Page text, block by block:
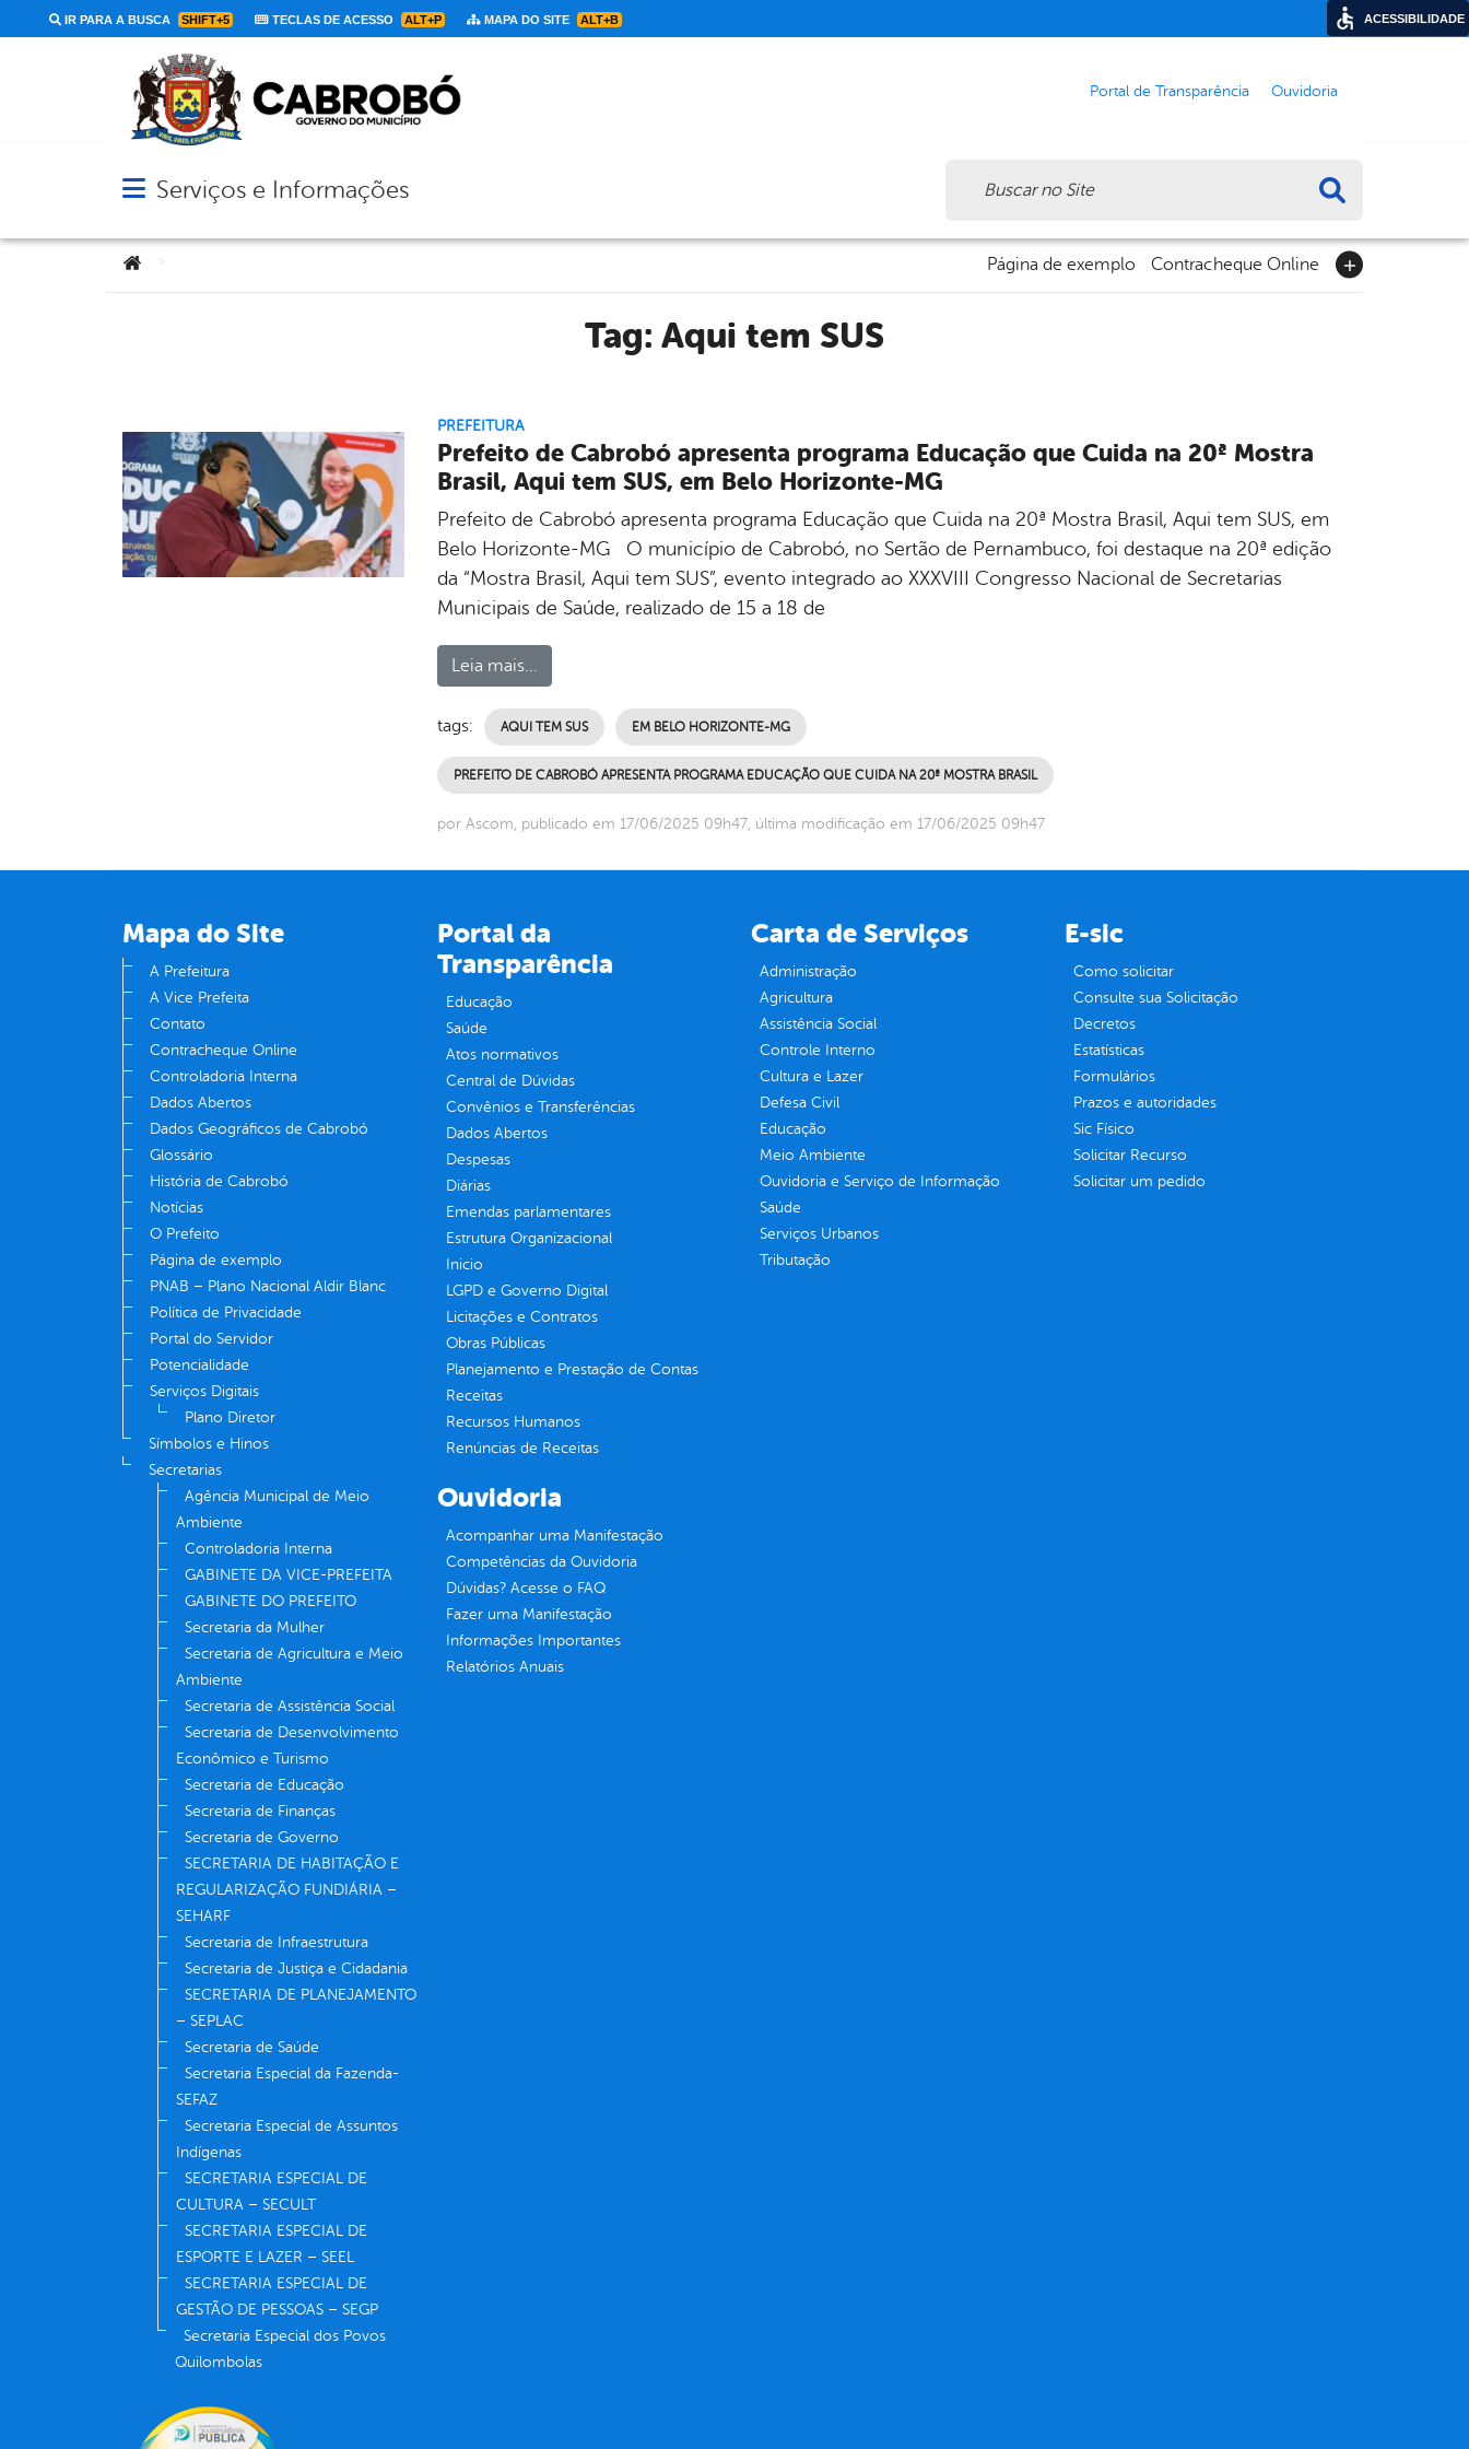
IR PARA A BUSCA SHIFT+5 TECLAS DE ACESSO ALT+P MAPA DO SITE ALT+B
Portal de Transparência Ouvidoria
Abrir menu principal de navegação
Serviços e Informações
Você está aqui: Página de exemplo Contracheque Online
Tag: Aqui tem SUS
PREFEITURA
Prefeito de Cabrobó apresenta programa Educação que Cuida na 20ª Mostra
Brasil, Aqui tem SUS, em Belo Horizonte-MG
Prefeito de Cabrobó apresenta programa Educação que Cuida na 20ª Mostra Brasil, Aqui tem SUS, em
Belo Horizonte-MG O município de Cabrobó, no Sertão de Pernambuco, foi destaque na 20ª edição
da “Mostra Brasil, Aqui tem SUS”, evento integrado ao XXXVIII Congresso Nacional de Secretarias
Municipais de Saúde, realizado de 15 a 18 de
Leia mais...
tags: AQUI TEM SUS EM BELO HORIZONTE-MG
PREFEITO DE CABROBÓ APRESENTA PROGRAMA EDUCAÇÃO QUE CUIDA NA 20ª MOSTRA BRASIL
por Ascom, publicado em 17/06/2025 09h47, última modificação em 17/06/2025 09h47
Mapa do Site
A Prefeitura
A Vice Prefeita
Contato
Contracheque Online
Controladoria Interna
Dados Abertos
Dados Geográficos de Cabrobó
Glossário
História de Cabrobó
Notícias
O Prefeito
Página de exemplo
PNAB – Plano Nacional Aldir Blanc
Política de Privacidade
Portal do Servidor
Potencialidade
Serviços Digitais
Plano Diretor
Símbolos e Hinos
Secretarias
Agência Municipal de Meio
Ambiente
Controladoria Interna
GABINETE DA VICE-PREFEITA
GABINETE DO PREFEITO
Secretaria da Mulher
Secretaria de Agricultura e Meio
Ambiente
Secretaria de Assistência Social
Secretaria de Desenvolvimento
Econômico e Turismo
Secretaria de Educação
Secretaria de Finanças
Secretaria de Governo
SECRETARIA DE HABITAÇÃO E
REGULARIZAÇÃO FUNDIÁRIA –
SEHARF
Secretaria de Infraestrutura
Secretaria de Justiça e Cidadania
SECRETARIA DE PLANEJAMENTO
– SEPLAC
Secretaria de Saúde
Secretaria Especial da Fazenda-
SEFAZ
Secretaria Especial de Assuntos
Indígenas
SECRETARIA ESPECIAL DE
CULTURA – SECULT
SECRETARIA ESPECIAL DE
ESPORTE E LAZER – SEEL
SECRETARIA ESPECIAL DE
GESTÃO DE PESSOAS – SEGP
Secretaria Especial dos Povos
Quilombolas
Portal da
Transparência
Educação
Saúde
Atos normativos
Central de Dúvidas
Convênios e Transferências
Dados Abertos
Despesas
Diárias
Emendas parlamentares
Estrutura Organizacional
Inicio
LGPD e Governo Digital
Licitações e Contratos
Obras Públicas
Planejamento e Prestação de Contas
Receitas
Recursos Humanos
Renúncias de Receitas
Carta de Serviços
Administração
Agricultura
Assistência Social
Controle Interno
Cultura e Lazer
Defesa Civil
Educação
Meio Ambiente
Ouvidoria e Serviço de Informação
Saúde
Serviços Urbanos
Tributação
E-sic
Como solicitar
Consulte sua Solicitação
Decretos
Estatísticas
Formulários
Prazos e autoridades
Sic Físico
Solicitar Recurso
Solicitar um pedido
Ouvidoria
Acompanhar uma Manifestação
Competências da Ouvidoria
Dúvidas? Acesse o FAQ
Fazer uma Manifestação
Informações Importantes
Relatórios Anuais
ACESSIBILIDADE